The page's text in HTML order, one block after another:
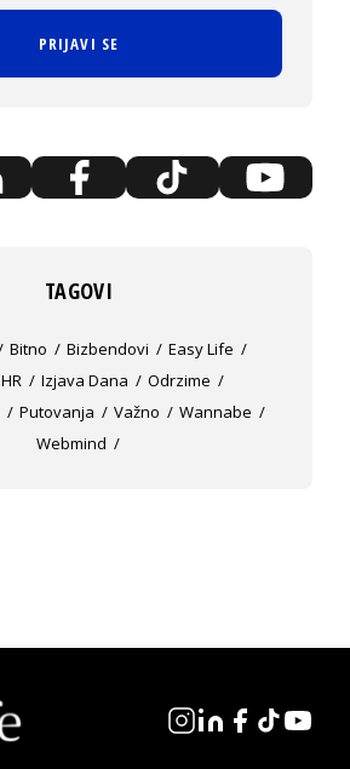
PRIJAVI SE
TAGOVI
Bitno Bizbendovi
Easy Life
HR Izjava Dana
Odrzime
Putovanja Važno
Wannabe
Webmind